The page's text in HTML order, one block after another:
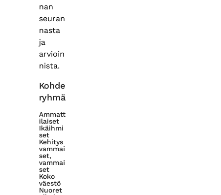
nan
seuran
nasta
ja
arvioin
nista.
Kohde
ryhmä
Ammatt
ilaiset
Ikäihmi
set
Kehitys
vammai
set,
vammai
set
Koko
väestö
Nuoret